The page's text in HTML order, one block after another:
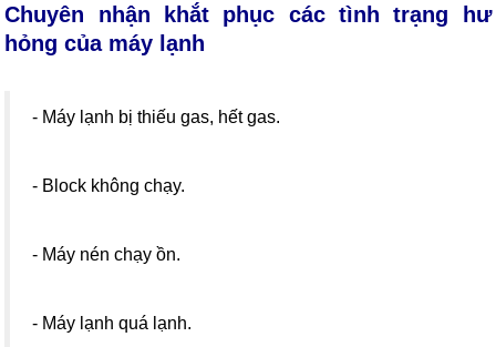
Chuyên nhận khắt phục các tình trạng hư
hỏng của máy lạnh
- Máy lạnh bị thiếu gas, hết gas.
- Block không chạy.
- Máy nén chạy ồn.
- Máy lạnh quá lạnh.